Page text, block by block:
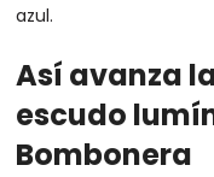
azul.
Así avanza
escudo
Bombonera